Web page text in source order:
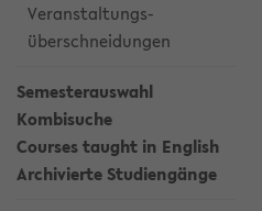
Veranstaltungs-
überschneidungen
Semesterauswahl
Kombisuche
Courses taught in English
Archivierte Studiengänge